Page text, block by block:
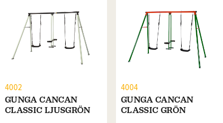
4002
GUNGA CANCAN
CLASSIC LJUSGRÖN
4004
GUNGA CANCAN
CLASSIC GRÖN